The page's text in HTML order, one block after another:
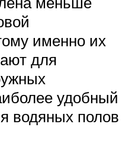
именно их
для
удобный
водяных полов